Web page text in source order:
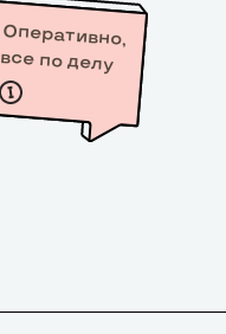
Оперативно,
все по делу